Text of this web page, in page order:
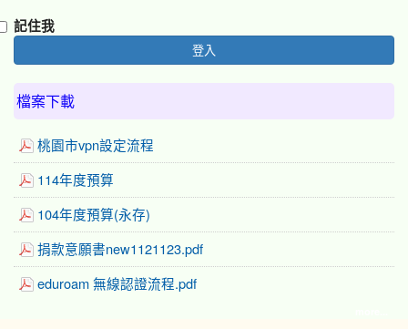
記住我
登入
檔案下載
桃園市vpn設定流程
114年度預算
104年度預算(永存)
捐款意願書new1121123.pdf
eduroam 無線認證流程.pdf